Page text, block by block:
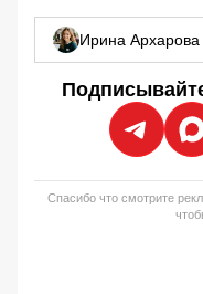
Ирина Архарова
Спасибо что смотрите